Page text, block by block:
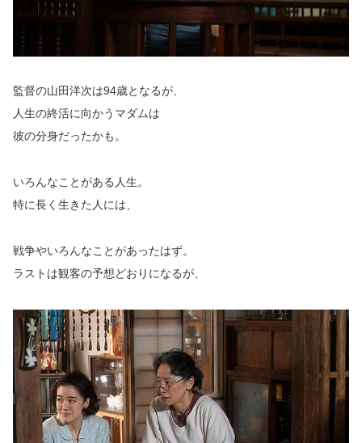
監督の山田洋次は94歳となるが、
人生の終活に向かうマダムは
彼の分身だったかも。
いろんなことがある人生。
特に長く生きた人には、
戦争やいろんなことがあったはず。
ラストは観客の予想どおりになるが、